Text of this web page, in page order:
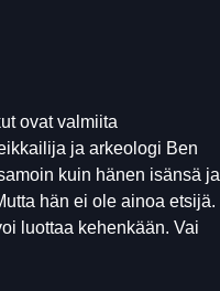
ovat valmiita
ja arkeologi Ben
kuin hänen isänsä ja
hän ei ole ainoa etsijä.
luottaa kehenkään. Vai